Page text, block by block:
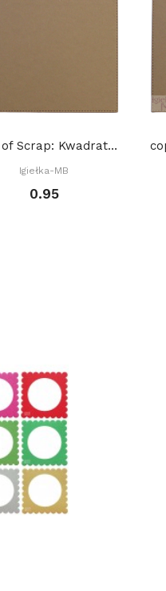
copy of Scrap: Kwadrat z przeszyciami 15,2 x...
Igiełka-MB
0.95